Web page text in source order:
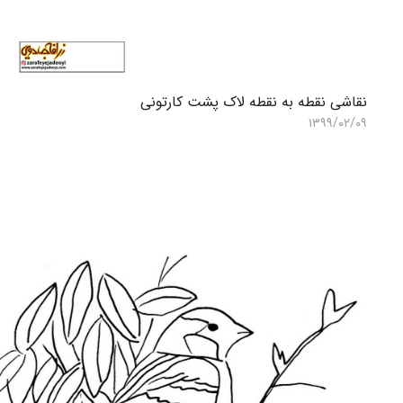
نقاشی نقطه به نقطه لاک پشت کارتونی
۱۳۹۹/۰۲/۰۹